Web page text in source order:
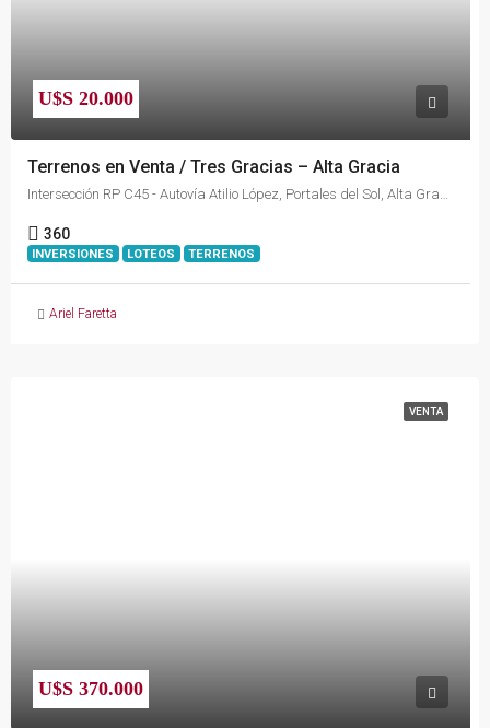
U$S 20.000
Terrenos en Venta / Tres Gracias – Alta Gracia
360
INVERSIONES LOTEOS TERRENOS
Ariel Faretta
VENTA
U$S 370.000